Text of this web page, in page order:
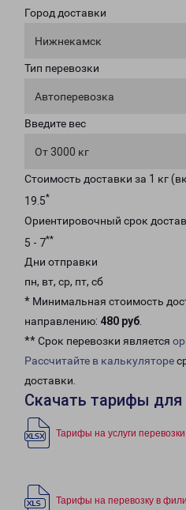
Город доставки
Нижнекамск
Тип перевозки
Автоперевозка
Введите вес
От 3000 кг
Стоимость доставки за 1 кг
19.5*
Ориентировочный срок
5 - 7**
Дни отправки
пн, вт, ср, пт, сб
* Минимальная стоимость
направлению: 480 руб.
** Срок перевозки является
Рассчитайте в калькуляторе
доставки.
Скачать тарифы
Тарифы на услуги перевозки
Тарифы на перевозку в